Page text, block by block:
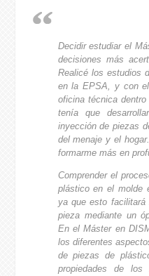
Decidir estudiar el
decisiones más
Realicé los estudios
en la EPSA, y con
oficina técnica
tenía que
inyección de piezas
del menaje y el
formarme más en
Comprender el
plástico en el molde
ya que esto
pieza mediante un
En el Máster en
los diferentes
de piezas de
propiedades de los